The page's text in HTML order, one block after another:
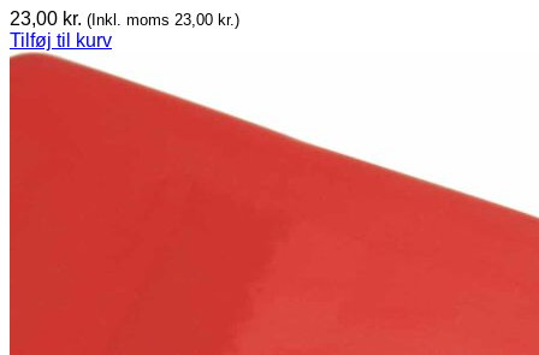
23,00 kr. (Inkl. moms 23,00 kr.)
Tilføj til kurv